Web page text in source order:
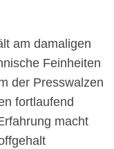
am damaligen
Feinheiten
der Presswalzen
fortlaufend
macht